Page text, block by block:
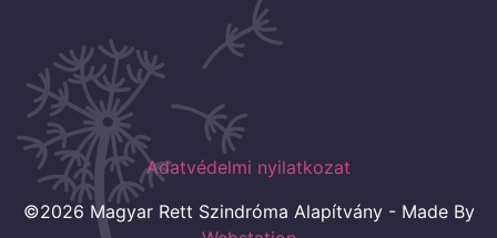
Adatvédelmi nyilatkozat
©2026 Magyar Rett Szindróma Alapítvány - Made By